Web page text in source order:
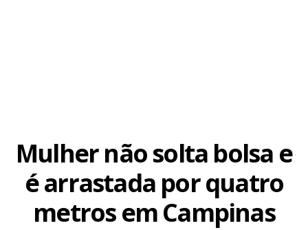
Mulher não solta bolsa e
é arrastada por quatro
metros em Campinas